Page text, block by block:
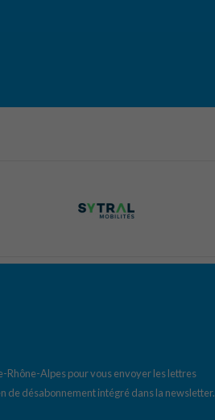
Rhône-Alpes pour vous envoyer les lettres
de désabonnement intégré dans la newsletter.